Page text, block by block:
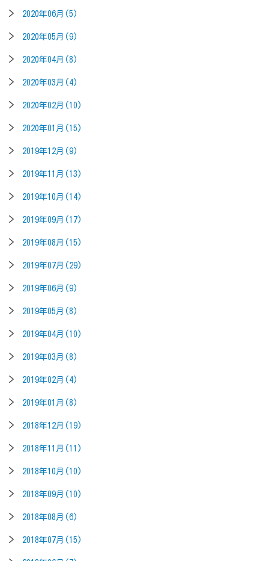
2020年06月(5)
2020年05月(9)
2020年04月(8)
2020年03月(4)
2020年02月(10)
2020年01月(15)
2019年12月(9)
2019年11月(13)
2019年10月(14)
2019年09月(17)
2019年08月(15)
2019年07月(29)
2019年06月(9)
2019年05月(8)
2019年04月(10)
2019年03月(8)
2019年02月(4)
2019年01月(8)
2018年12月(19)
2018年11月(11)
2018年10月(10)
2018年09月(10)
2018年08月(6)
2018年07月(15)